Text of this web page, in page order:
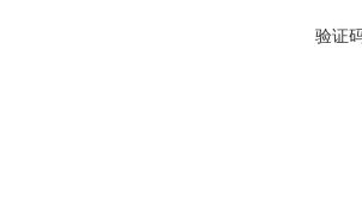
验证